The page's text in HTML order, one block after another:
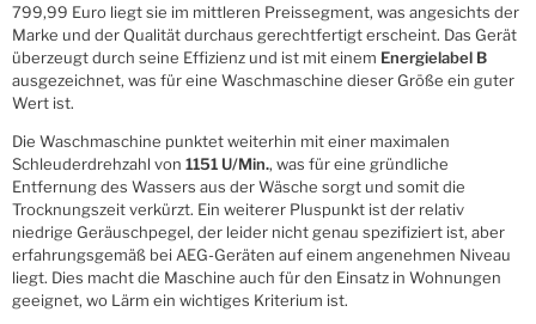
799,99 Euro liegt sie im mittleren Preissegment, was angesichts der
Marke und der Qualität durchaus gerechtfertigt erscheint. Das Gerät
überzeugt durch seine Effizienz und ist mit einem Energielabel B
ausgezeichnet, was für eine Waschmaschine dieser Größe ein guter
Wert ist.
Die Waschmaschine punktet weiterhin mit einer maximalen
Schleuderdrehzahl von 1151 U/Min., was für eine gründliche
Entfernung des Wassers aus der Wäsche sorgt und somit die
Trocknungszeit verkürzt. Ein weiterer Pluspunkt ist der relativ
niedrige Geräuschpegel, der leider nicht genau spezifiziert ist, aber
erfahrungsgemäß bei AEG-Geräten auf einem angenehmen Niveau
liegt. Dies macht die Maschine auch für den Einsatz in Wohnungen
geeignet, wo Lärm ein wichtiges Kriterium ist.